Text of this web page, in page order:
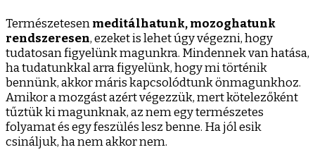
Természetesenmeditálhatunk, mozoghatunk
rendszeresen, ezeket is lehet úgy végezni, hogy
tudatosan figyelünk magunkra. Mindennek van hatása,
ha tudatunkkal arra figyelünk, hogy mi történik
bennünk, akkor máris kapcsolódtunk önmagunkhoz.
Amikor a mozgást azért végezzük, mert kötelezőként
tűztük ki magunknak, az nem egy természetes
folyamat és egy feszülés lesz benne. Ha jól esik
csináljuk, ha nem akkor nem.